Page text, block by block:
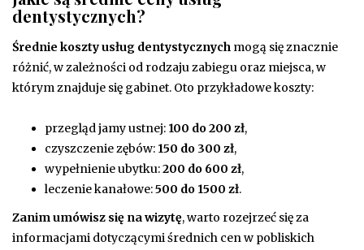
dentystycznych?
Średnie koszty usług dentystycznych mogą się znacznie
różnić, w zależności od rodzaju zabiegu oraz miejsca, w
którym znajduje się gabinet. Oto przykładowe koszty:
przegląd jamy ustnej: 100 do 200 zł,
czyszczenie zębów: 150 do 300 zł,
wypełnienie ubytku:200 do 600 zł,
leczenie kanałowe:500 do 1500 zł.
Zanim umówisz się na wizytę, warto rozejrzeć się za
informacjami dotyczącymi średnich cen w pobliskich